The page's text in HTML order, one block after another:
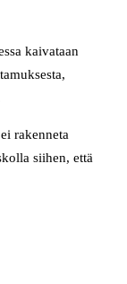
kaivataan
rakenneta
siihen, että